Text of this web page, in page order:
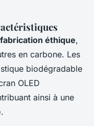
fabrication éthique,
en carbone. Les
biodégradable
OLED
ainsi à une
.